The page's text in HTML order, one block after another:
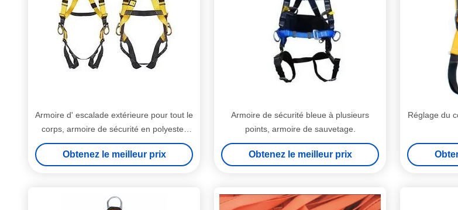
Armoire d' escalade extérieure pour tout le
corps, armoire de sécurité en polyester
pour la chute
Obtenez le meilleur prix
Armoire de sécurité bleue à plusieurs
points, armoire de sauvetage.
Obtenez le meilleur prix
Réglage du